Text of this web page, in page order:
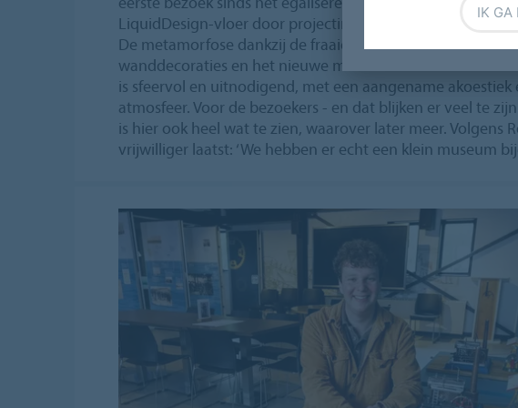
LiquidDesign-vloer door projectinrichter Qualityfloor uit
De metamorfose dankzij de fraaie nieuwe vloer, diverse
wanddecoraties en het nieuwe meubilair is
is sfeervol en uitnodigend, met een aangename akoestiek
atmosfeer. Voor de bezoekers - en dat blijken er veel te
is hier ook heel wat te zien, waarover later meer. Volgens
vrijwilliger laatst: ‘We hebben er echt een klein museum
IK GA